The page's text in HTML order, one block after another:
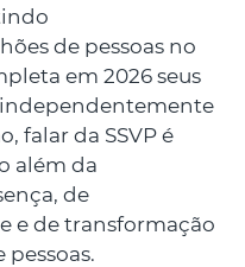
de pessoas no
em 2026 seus
independentemente
falar da SSVP é
além da
de
e de transformação